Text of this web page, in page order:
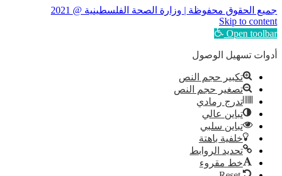
جميع الحقوق محفوظة | وزارة الصحة الفلسطينية @ 2021
Skip to content
Open toolbar
أدوات تسهيل الوصول
تكبير حجم النص
تصغير حجم النص
تدرج رمادي
تباين عالي
تباين سلبي
خلفية باهتة
تحديد الروابط
خط مقروء